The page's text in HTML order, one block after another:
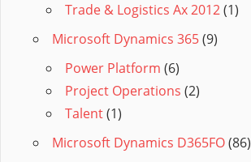
Trade & Logistics Ax 2012(1)
Microsoft Dynamics 365(9)
Power Platform (6)
Project Operations (2)
Talent(1)
Microsoft Dynamics D365FO(86)